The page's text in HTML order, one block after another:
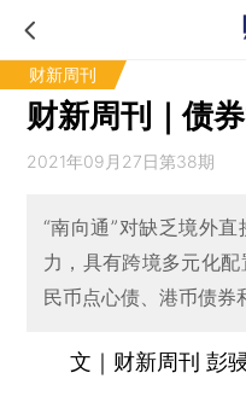
财新周刊
财新周刊｜债
2021年09月27日第38期
“南向通”对缺乏境外
力，具有跨境多元化
民币点心债、港币债券
文｜财新周刊 彭